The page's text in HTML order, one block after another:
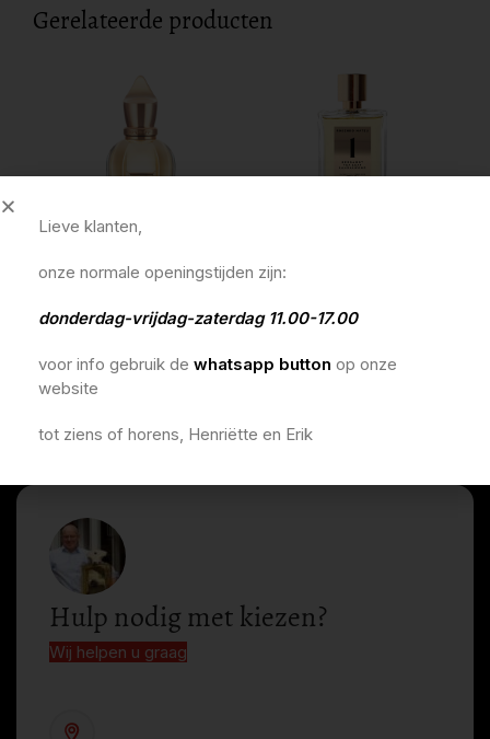
Gerelateerde producten
xerjoff xj 17/17 stone label
In winkelmandje
rosendo mateu 1 eau de
€190,00
In winkelmandje
Hulp nodig met kiezen?
Wij helpen u graag
Lieve klanten,
onze normale openingstijden zijn:
donderdag-vrijdag-zaterdag 11.00-17.00
voor info gebruik de whatsapp button op onze
website
tot ziens of horens, Henriëtte en Erik